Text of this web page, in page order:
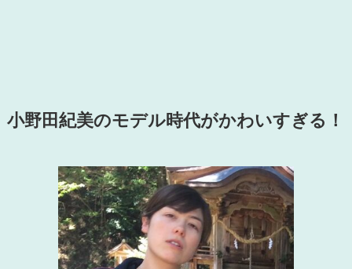
小野田紀美のモデル時代がかわいすぎる！